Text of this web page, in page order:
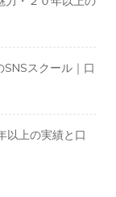
SNSスクール｜口
以上の実績と口